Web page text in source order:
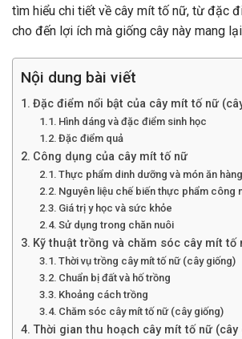
tìm hiểu chi tiết về cây mít tố nữ, từ đặc
cho đến lợi ích mà giống cây này mang
Nội dung bài viết
Đặc điểm nổi bật của cây mít tố nữ
Hình dáng và đặc điểm sinh học
Đặc điểm quả
Công dụng của cây mít tố nữ
Thực phẩm dinh dưỡng và món ăn
Nguyên liệu chế biến thực phẩm công
Giá trị y học và sức khỏe
Sử dụng trong chăn nuôi
Kỹ thuật trồng và chăm sóc cây mít tố
Thời vụ trồng cây mít tố nữ (cây giống)
Chuẩn bị đất và hố trồng
Khoảng cách trồng
Chăm sóc cây mít tố nữ (cây giống)
Thời gian thu hoạch cây mít tố nữ (cây